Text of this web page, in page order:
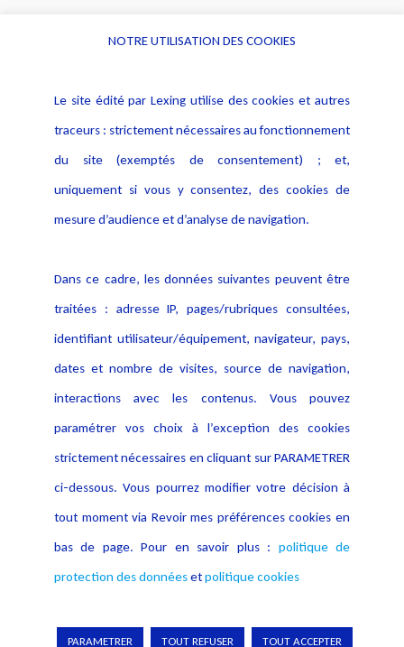
Alerte professionnelle
Déclaration d'accessibilité
Notice Légale
Politique de protection des
données
Publications
Copyright © 2026 Lexing
NOTRE UTILISATION DES COOKIES
Le site édité par Lexing utilise des cookies et autres
traceurs : strictement nécessaires au fonctionnement
du site (exemptés de consentement) ; et,
uniquement si vous y consentez, des cookies de
mesure d’audience et d’analyse de navigation.
Dans ce cadre, les données suivantes peuvent être
traitées : adresse IP, pages/rubriques consultées,
identifiant utilisateur/équipement, navigateur, pays,
dates et nombre de visites, source de navigation,
interactions avec les contenus. Vous pouvez
paramétrer vos choix à l’exception des cookies
strictement nécessaires en cliquant sur PARAMETRER
ci-dessous. Vous pourrez modifier votre décision à
tout moment via Revoir mes préférences cookies en
bas de page. Pour en savoir plus : politique de
protection des donnéesetpolitique cookies
PARAMETRER TOUT REFUSER TOUT ACCEPTER